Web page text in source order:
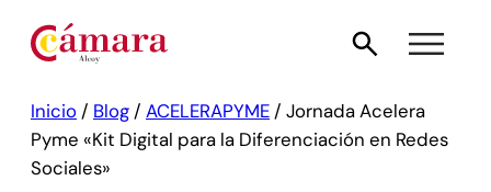
Inicio / Blog / ACELERAPYME / Jornada Acelera
Pyme «Kit Digital para la Diferenciación en Redes
Sociales»